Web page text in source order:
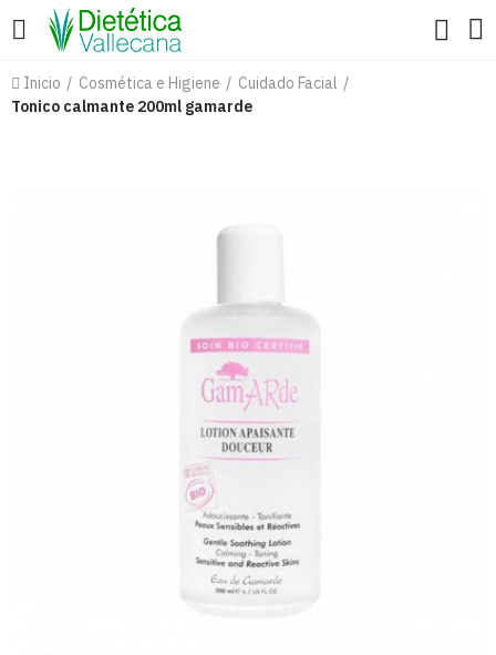
Inicio Cosmética e Higiene
Cuidado Facial
Tonico calmante 200ml gamarde